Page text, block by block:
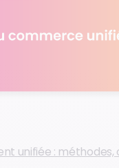
unifiée : méthodes,